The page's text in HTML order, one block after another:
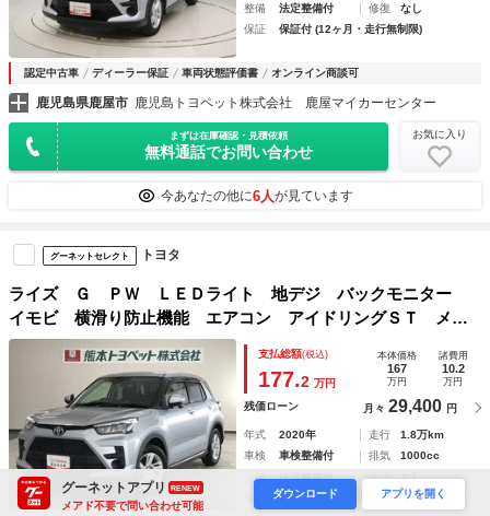
整備
法定整備付 修復
なし
保証
保証付 (12ヶ月・走行無制限)
認定中古車 ディーラー保証 車両状態評価書 オンライン商談可
鹿児島県鹿屋市 鹿児島トヨペット株式会社 鹿屋マイカーセンター
まずは在庫確認・見積依頼
無料通話でお問い合わせ
お気に入り
今あなたの他に6人が見ています
グーネットセレクト トヨタ
ライズ Ｇ ＰＷ ＬＥＤライト 地デジ バックモニター
イモビ 横滑り防止機能 エアコン アイドリングＳＴ メモ
リナビ ＴＶナビ スマートキー サイドエアバック ドライ
ブレコーダー ＡＷ ＰＳ ＡＵＸ ＡＢＳ
支払総額(税込)
177.2 万円
本体価格
167
万円
諸費用
10.2
万円
残価ローン 月々 29,400 円
年式 2020年 走行
1.8万km
車検
車検整備付 排気
1000cc
整備
法定整備付 修復
なし
保証付 (12ヶ月・走行無制限)
グーネットアプリ RENEW
メアド不要で問い合わせ可能
ダウンロード アプリを開く